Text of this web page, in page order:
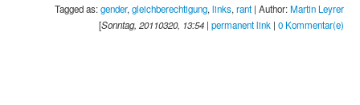
Tagged as:gender, gleichberechtigung, links, rant | Author:Martin Leyrer
[Sonntag, 20110320, 13:54 | permanent link | 0 Kommentar(e)